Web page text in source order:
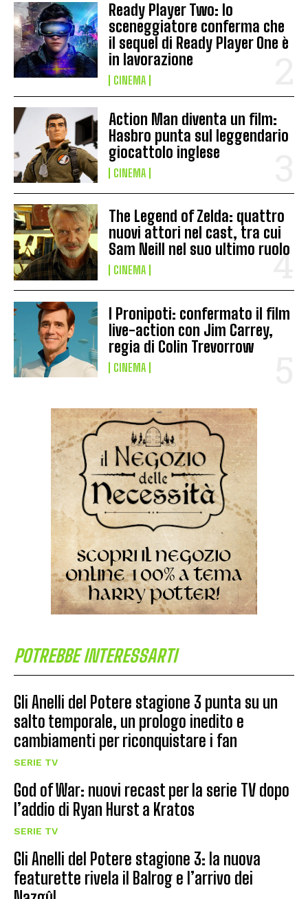
Ready Player Two: lo
sceneggiatore conferma che
il sequel di Ready Player One è
in lavorazione
CINEMA
Action Man diventa un film:
Hasbro punta sul leggendario
giocattolo inglese
CINEMA
The Legend of Zelda: quattro
nuovi attori nel cast, tra cui
Sam Neill nel suo ultimo ruolo
CINEMA
I Pronipoti: confermato il film
live-action con Jim Carrey,
regia di Colin Trevorrow
CINEMA
POTREBBE INTERESSARTI
Gli Anelli del Potere stagione 3 punta su un
salto temporale, un prologo inedito e
cambiamenti per riconquistare i fan
SERIE TV
God of War: nuovi recast per la serie TV dopo
l’addio di Ryan Hurst a Kratos
SERIE TV
Gli Anelli del Potere stagione 3: la nuova
featurette rivela il Balrog e l’arrivo dei